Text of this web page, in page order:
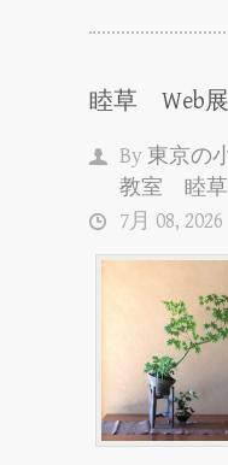
睦草 Web
By 東京の
教室 睦草
7月 08, 2026